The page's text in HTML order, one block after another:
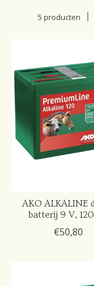
5 producten
AKO ALKALINE
batterij 9 V,
€50,80